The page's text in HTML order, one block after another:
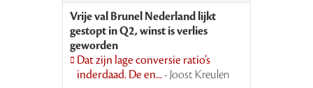
Vrije val Brunel Nederland lijkt
gestopt in Q2, winst is verlies
geworden
Dat zijn lage conversie ratio’s
inderdaad. De en...- Joost Kreulen